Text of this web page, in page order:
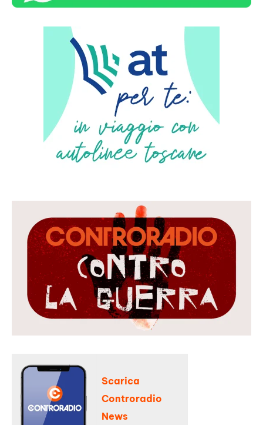
Scarica
Controradio
News